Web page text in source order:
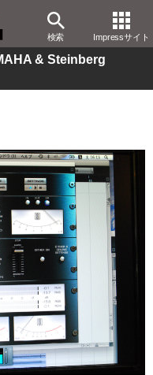
検索 Impressサイト
& Steinberg